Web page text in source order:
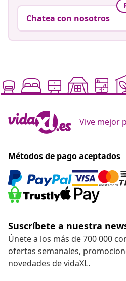
Chatea con nosotros
Vive mejor
Métodos de pago aceptados
Suscríbete a nuestra
Únete a los más de 700 000
ofertas semanales,
novedades de vidaXL.